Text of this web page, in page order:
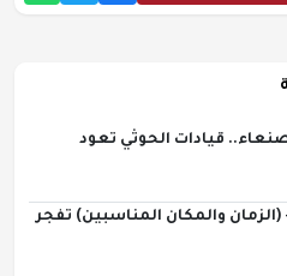
قيادات الحوثي تعود
والمكان المناسبين) تفجر